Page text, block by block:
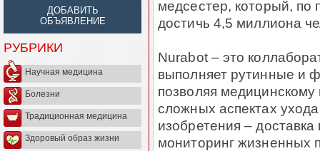
ДОБАВИТЬ
ОБЪЯВЛЕНИЕ
РУБРИКИ
Научная медицина
Болезни
Традиционная медицина
Здоровый образ жизни
медсестер, который, по
достичь 4,5 миллиона
Nurabot – это
выполняет рутинные и
позволяя
сложных аспектах
изобретения –
мониторинг жизненных